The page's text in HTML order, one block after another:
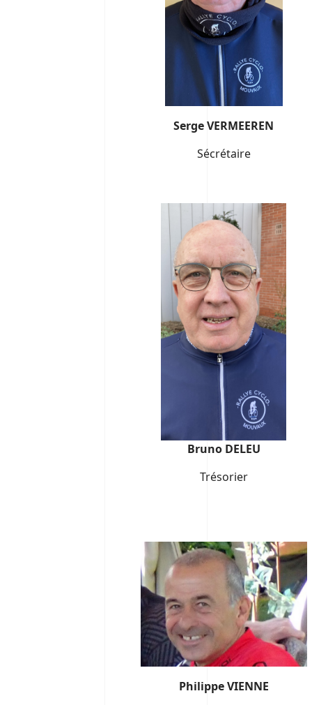
Serge VERMEEREN
Sécrétaire
Bruno DELEU
Trésorier
Philippe VIENNE